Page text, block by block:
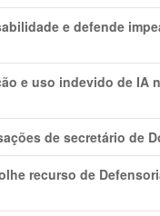
e defende
e uso indevido de IA
de secretário de
recurso de